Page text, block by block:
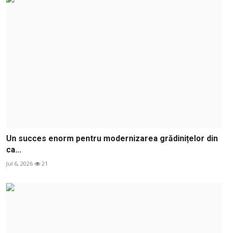
Un succes enorm pentru modernizarea grădinițelor din
ca...
Jul 6, 2026 21